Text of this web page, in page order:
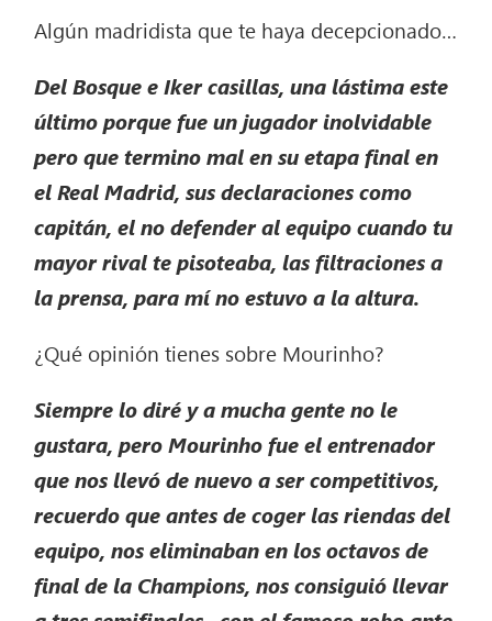
Algún madridista que te haya decepcionado…
Del Bosque e Iker casillas, una lástima este
último porque fue un jugador inolvidable
pero que termino mal en su etapa final en
el Real Madrid, sus declaraciones como
capitán, el no defender al equipo cuando tu
mayor rival te pisoteaba, las filtraciones a
la prensa, para mí no estuvo a la altura.
¿Qué opinión tienes sobre Mourinho?
Siempre lo diré y a mucha gente no le
gustara, pero Mourinho fue el entrenador
que nos llevó de nuevo a ser competitivos,
recuerdo que antes de coger las riendas del
equipo, nos eliminaban en los octavos de
final de la Champions, nos consiguió llevar